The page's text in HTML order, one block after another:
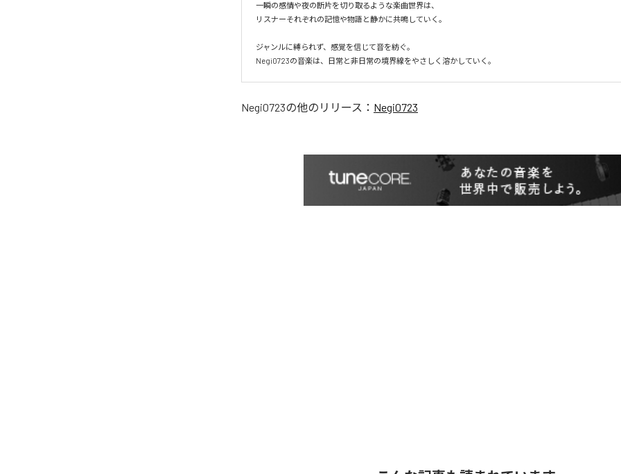
一瞬の感情や夜の断片を切り取るような楽曲世界は、
リスナーそれぞれの記憶や物語と静かに共鳴していく。
ジャンルに縛られず、感覚を信じて音を紡ぐ。
Negi0723の音楽は、日常と非日常の境界線をやさしく溶かしていく。
Negi0723の他のリリース： Negi0723